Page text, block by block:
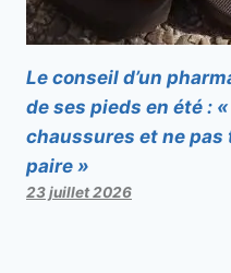
Le conseil d’un
de ses pieds en été :
chaussures et ne
paire »
23 juillet 2026